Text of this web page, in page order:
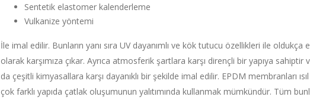
Sentetik elastomer kalenderleme
Vulkanize yöntemi
İle imal edilir. Bunların yanı sıra UV dayanımlı ve kök tutucu özellikleri ile oldukça
olarak karşımıza çıkar. Ayrıca atmosferik şartlara karşı dirençli bir yapıya
da çeşitli kimyasallara karşı dayanıklı bir şekilde imal edilir. EPDM membranları
çok farklı yapıda çatlak oluşumunun yalıtımında kullanmak mümkündür. Tüm